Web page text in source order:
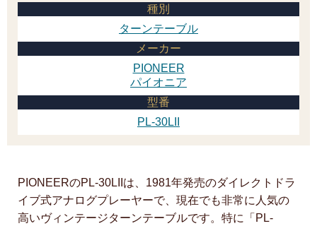
種別
ターンテーブル
メーカー
PIONEER
パイオニア
型番
PL-30LII
PIONEERのPL-30LIIは、1981年発売のダイレクトドラ
イブ式アナログプレーヤーで、現在でも非常に人気の
高いヴィンテージターンテーブルです。特に「PL-